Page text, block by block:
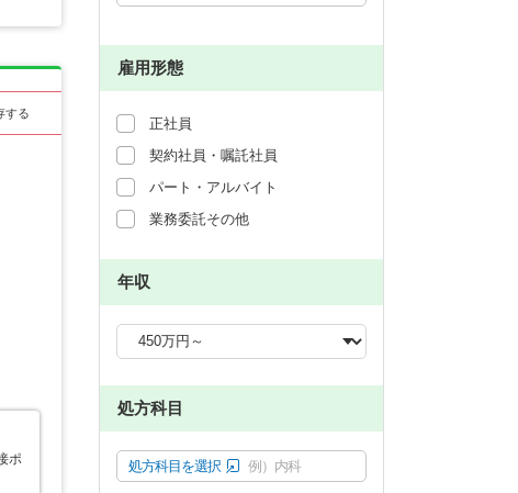
する
ポ
雇用形態
正社員
契約社員・嘱託社員
パート・アルバイト
業務委託その他
年収
処方科目
処方科目を選択 例）内科